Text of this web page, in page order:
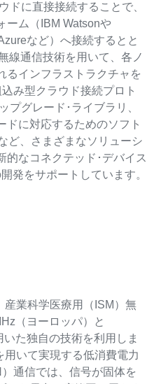
ドに直接接続することで、
ーム（IBM Watsonや
など）へ接続するとと
線通信技術を用いて、各ノ
るインフラストラクチャを
み型クラウド接続プロト
プグレード･ライブラリ、
ドに対応するためのソフト
ど、さまざまなソリューシ
的なコネクテッド･デバイス
発をサポートしています。
業科学医療用（ISM）無
（ヨーロッパ）と
た独自の技術を利用しま
いて実現する低消費電力
通信では、信号が固体を